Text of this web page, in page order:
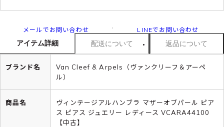
メールでお問い合わせ LINEでお問い合わせ
アイテム詳細 配送について 返品について
ブランド名
Van Cleef & Arpels（ヴァンクリーフ＆アーペ
ル）
商品名
ヴィンテージアルハンブラ マザーオブパール ピア
ス ピアス ジュエリー レディース VCARA44100
【中古】